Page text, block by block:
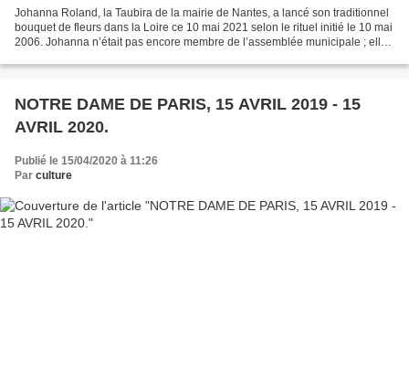
Johanna Roland, la Taubira de la mairie de Nantes, a lancé son traditionnel
bouquet de fleurs dans la Loire ce 10 mai 2021 selon le rituel initié le 10 mai
2006. Johanna n’était pas encore membre de l’assemblée municipale ; elle
NOTRE DAME DE PARIS, 15 AVRIL 2019 - 15
AVRIL 2020.
Publié le 15/04/2020 à 11:26
Par culture